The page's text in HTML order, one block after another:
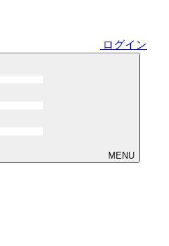
ログイン
MENU